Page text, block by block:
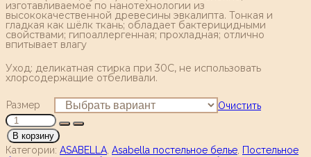
изготавливаемое по нанотехнологии из
высококачественной древесины эвкалипта. Тонкая и
гладкая как шёлк ткань; обладает бактерицидными
свойствами; гипоаллергенная; прохладная; отлично
впитывает влагу
Уход: деликатная стирка при 30С, не использовать
хлорсодержащие отбеливали.
Размер Очистить
В корзину
Категории: ASABELLA Asabella постельное белье Постельное